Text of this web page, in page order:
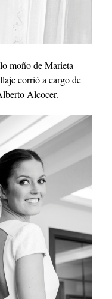
moño de Marieta
corrió a cargo de
Alcocer.